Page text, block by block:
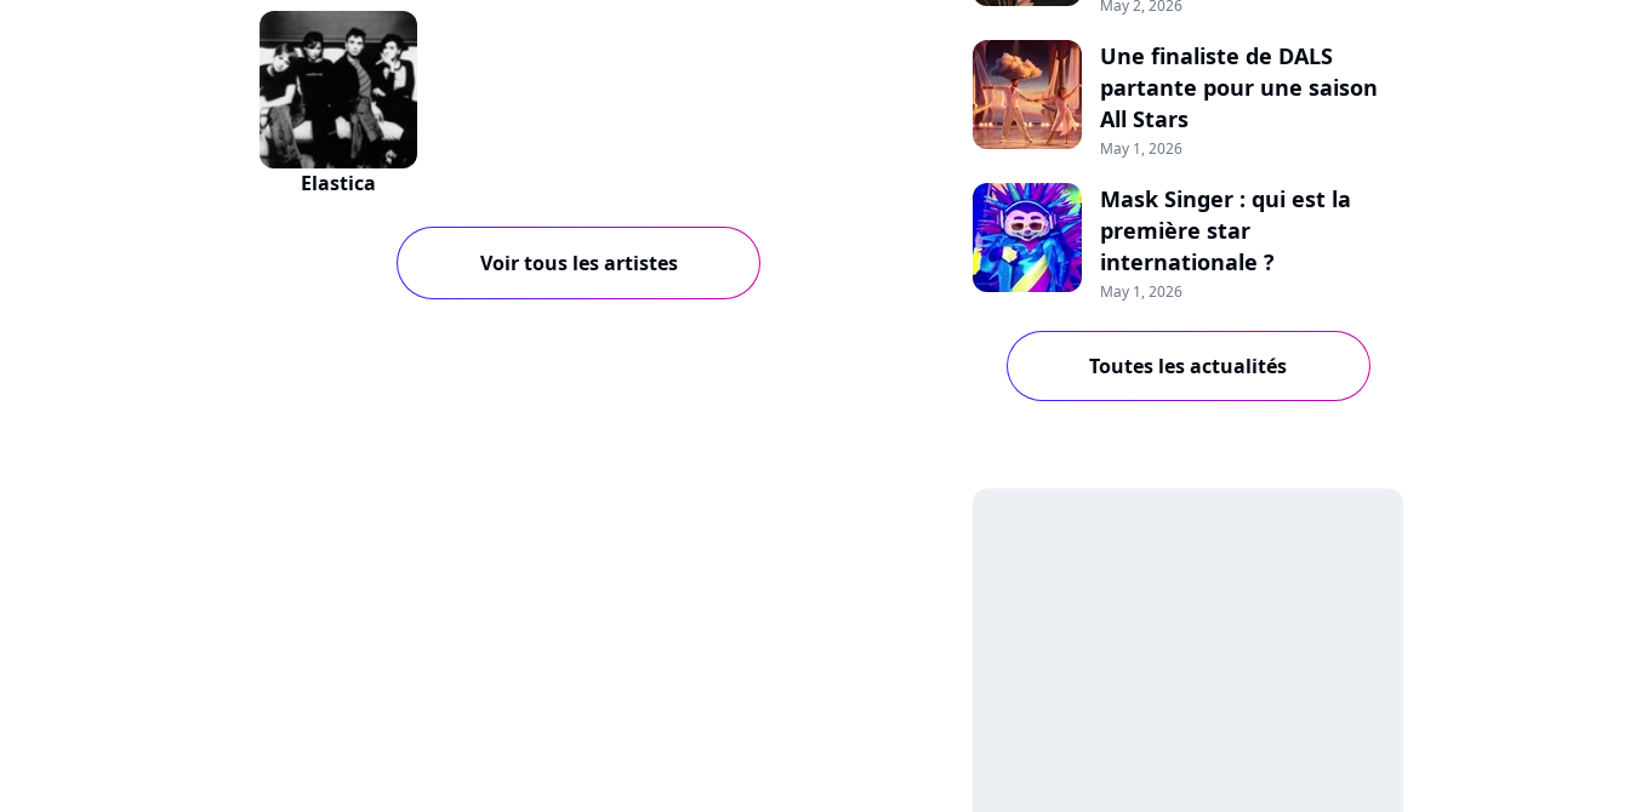
Elastica
Voir tous les artistes
May 2, 2026
Une finaliste de DALS
partante pour une saison
All Stars
May 1, 2026
Mask Singer : qui est la
première star
internationale ?
May 1, 2026
Toutes les actualités